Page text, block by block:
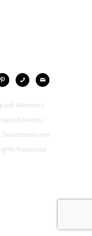
Alkmaar |
Hoorn |
van
Reserved